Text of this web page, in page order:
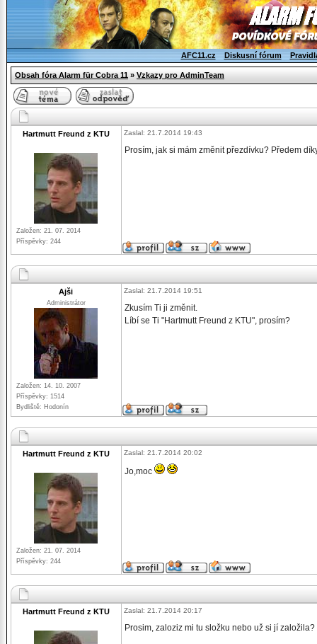
AFC11.cz Diskusní fórum
Obsah fóra Alarm für Cobra 11 » Vzkazy pro AdminTeam
Hartmutt Freund z KTU
Založen: 21. 07. 2014
Příspěvky: 244
Zaslal: 21.7.2014 19:43
Prosím, jak si mám změnit přezdívku? Předem
Ajši
Administrátor
Založen: 14. 10. 2007
Příspěvky: 1514
Bydliště: Hodonín
Zaslal: 21.7.2014 19:51
Zkusím Ti ji změnit.
Líbí se Ti "Hartmutt Freund z KTU", prosím?
Hartmutt Freund z KTU
Založen: 21. 07. 2014
Příspěvky: 244
Zaslal: 21.7.2014 20:02
Jo,moc
Hartmutt Freund z KTU Zaslal: 21.7.2014 20:17
Prosim, zaloziz mi tu složku nebo už si jí